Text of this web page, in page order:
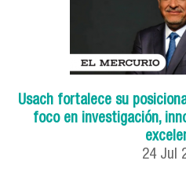
Usach fortalece su
foco en investigación,
24 Jul